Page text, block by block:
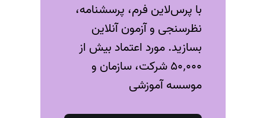
با پرس‌لاین فرم، پرسشنامه،
نظرسنجی و آزمون‌ آنلاین
بسازید. مورد اعتماد بیش از
۵۰٬۰۰۰ شرکت، سازمان و
موسسه آموزشی